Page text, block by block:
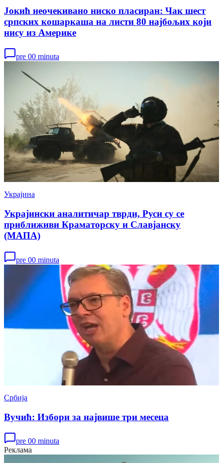
Јокић неочекивано ниско пласиран: Чак шест
српских кошаркаша на листи 80 најбољих који
нису из Америке
pre 00 minuta
Украјина
Украјински аналитичар тврди, Руси су се
приближиви Краматорску и Славјанску
(МАПА)
pre 00 minuta
Србија
Вучић: Избори за највише три месеца
pre 00 minuta
Реклама